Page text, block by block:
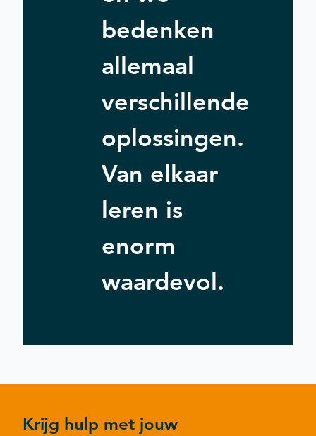
bedenken
allemaal
verschillende
oplossingen.
Van elkaar
leren is
enorm
waardevol.
Krijg hulp met jouw